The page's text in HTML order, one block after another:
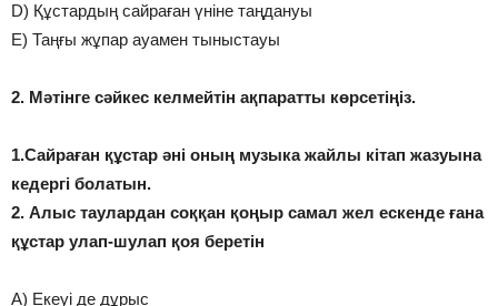
D) Құстардың сайраған үніне таңдануы
E) Таңғы жұпар ауамен тыныстауы
2. Мәтінге сәйкес келмейтін ақпаратты көрсетіңіз.
1.Сайраған құстар әні оның музыка жайлы кітап жазуына
кедергі болатын.
2. Алыс таулардан соққан қоңыр самал жел ескенде ғана
құстар улап-шулап қоя беретін
A) Екеуі де дұрыс